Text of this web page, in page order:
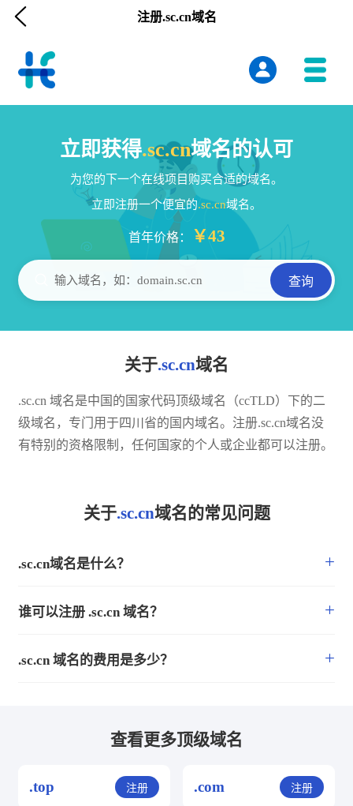
 注册.sc.cn域名
立即获得.sc.cn域名的认可
为您的下一个在线项目购买合适的域名。
立即注册一个便宜的.sc.cn域名。
首年价格： ￥43
输入域名，如：domain.sc.cn 查询
关于.sc.cn域名
.sc.cn 域名是中国的国家代码顶级域名（ccTLD）下的二
级域名，专门用于四川省的国内域名。注册.sc.cn域名没
有特别的资格限制，任何国家的个人或企业都可以注册。
关于.sc.cn域名的常见问题
.sc.cn域名是什么？ +
谁可以注册 .sc.cn 域名？ +
.sc.cn 域名的费用是多少？ +
查看更多顶级域名
.top 注册 .com 注册